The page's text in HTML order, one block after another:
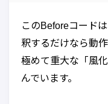
このBeforeコード
釈するだけなら動
極めて重大な「風
んでいます。